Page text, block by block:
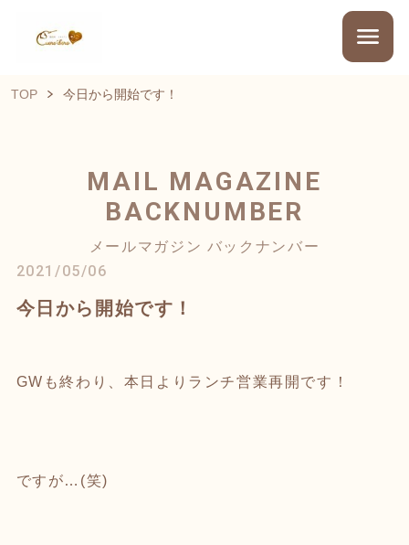
TOP 今日から開始です！
MAIL MAGAZINE
BACKNUMBER
メールマガジン バックナンバー
2021/05/06
今日から開始です！
GWも終わり、本日よりランチ営業再開です！
ですが…(笑)